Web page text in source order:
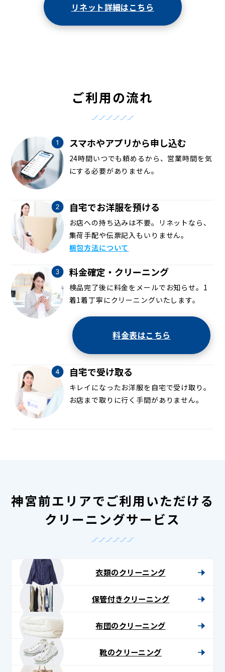
リネット詳細はこちら
ご利用の流れ
スマホやアプリから申し込む
24時間いつでも頼めるから、営業時間を気
にする必要がありません。
自宅でお洋服を預ける
お店への持ち込みは不要。リネットなら、
集荷手配や伝票記入もいりません。
梱包方法について
料金確定・クリーニング
検品完了後に料金をメールでお知らせ。1
着1着丁寧にクリーニングいたします。
料金表はこちら
自宅で受け取る
キレイになったお洋服を自宅で受け取り。
お店まで取りに行く手間がありません。
神宮前エリアでご利用いただける
クリーニングサービス
衣類のクリーニング
保管付きクリーニング
布団のクリーニング
靴のクリーニング